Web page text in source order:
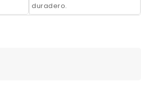
duradero.